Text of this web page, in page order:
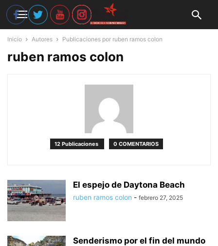
Inicio Autores Publicaciones por ruben ramos colon
ruben ramos colon
12 Publicaciones 0 COMENTARIOS
El espejo de Daytona Beach
ruben ramos colon - febrero 27, 2025
Senderismo por el fin del mundo